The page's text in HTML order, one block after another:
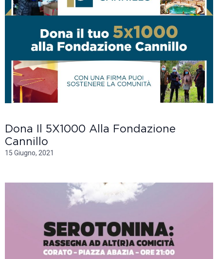
Dona Il 5X1000 Alla Fondazione
Cannillo
15 Giugno, 2021